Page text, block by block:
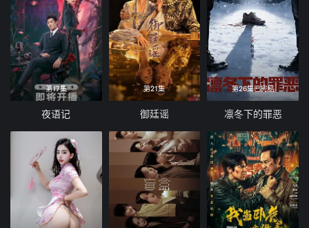
第17集
夜语记
第21集
御廷谣
第26集已完结
凛冬下的罪恶